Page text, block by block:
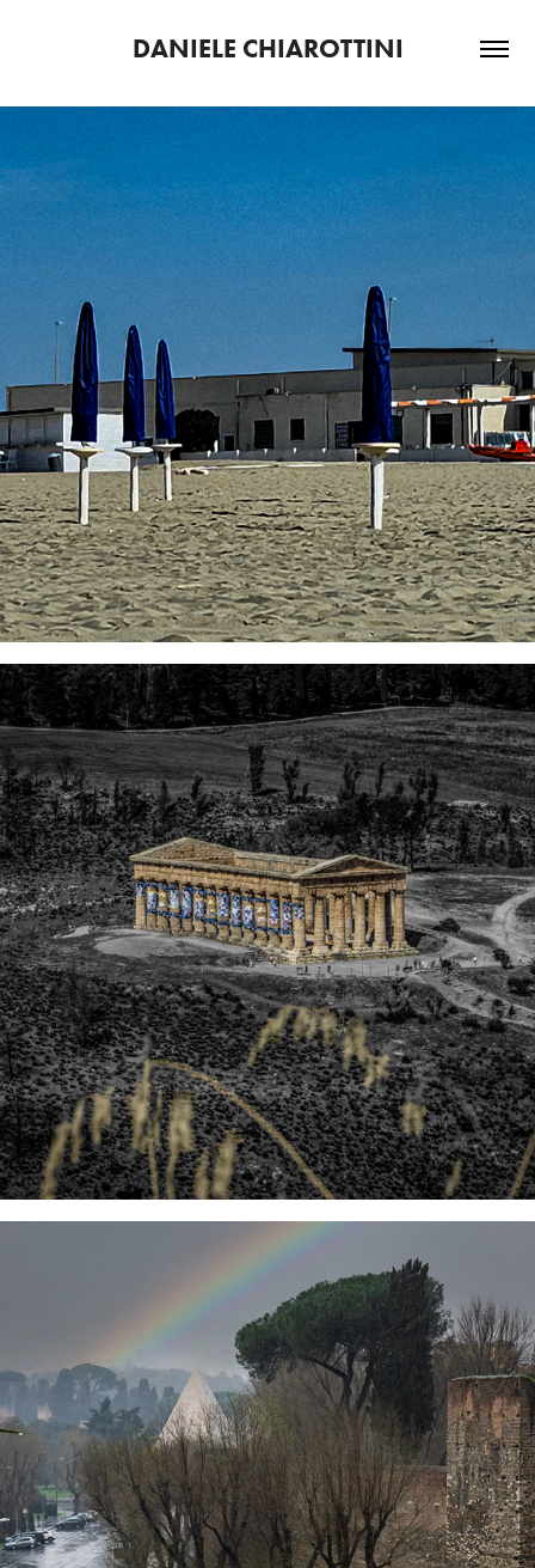
DANIELE CHIAROTTINI
FINE D'ESTATE
2025
SICILIA
2024
LE MURA E I CIPRESSI